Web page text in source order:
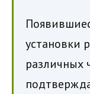
установки
различных